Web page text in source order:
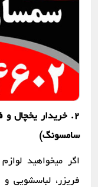
2. خریدار یخچال
سامسونگ)
اگر میخواهید
فریزر، لباسشویی